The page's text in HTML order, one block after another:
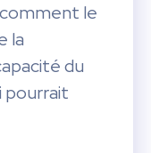
le
la
du
pourrait